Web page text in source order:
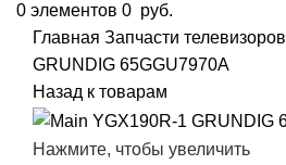
0 элементов 0 руб.
Главная Запчасти телевизоров
GRUNDIG 65GGU7970A
Назад к товарам
Нажмите, чтобы увеличить